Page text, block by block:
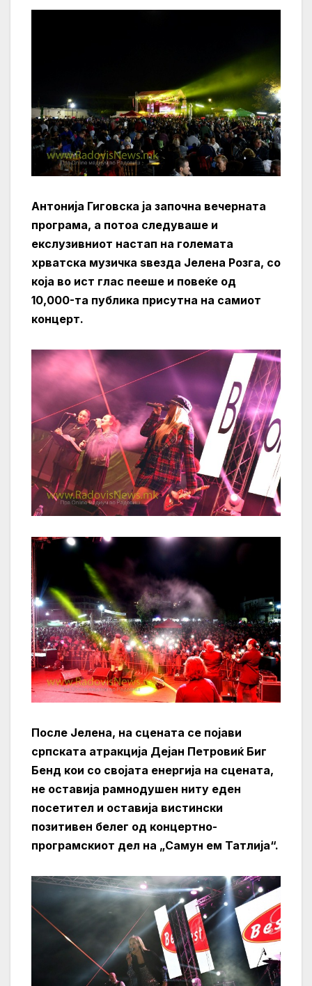
Антонија Гиговска ја започна вечерната
програма, а потоа следуваше и
екслузивниот настап на големата
хрватска музичка ѕвезда Јелена Розга, со
која во ист глас пееше и повеќе од
10,000-та публика присутна на самиот
концерт.
После Јелена, на сцената се појави
српската атракција Дејан Петровиќ Биг
Бенд кои со својата енергија на сцената,
не оставија рамнодушен ниту еден
посетител и оставија вистински
позитивен белег од концертно-
програмскиот дел на „Самун ем Татлија“.